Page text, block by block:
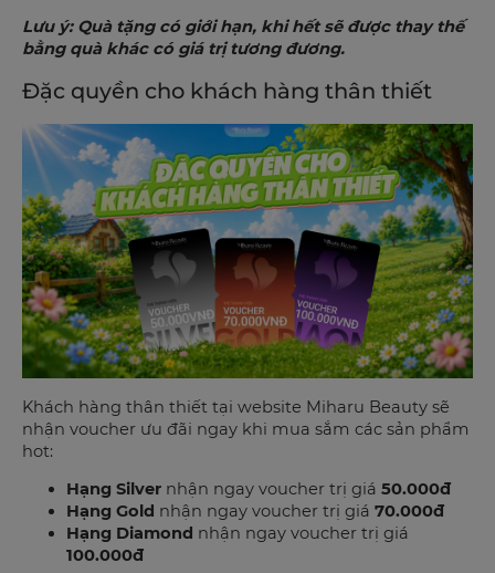
Lưu ý: Quà tặng có giới hạn, khi hết sẽ được thay thế
bằng quà khác có giá trị tương đương.
Đặc quyền cho khách hàng thân thiết
Khách hàng thân thiết tại website Miharu Beauty sẽ
nhận voucher ưu đãi ngay khi mua sắm các sản phẩm
hot:
Hạng Silver nhận ngay voucher trị giá 50.000đ
Hạng Gold nhận ngay voucher trị giá 70.000đ
Hạng Diamond nhận ngay voucher trị giá
100.000đ